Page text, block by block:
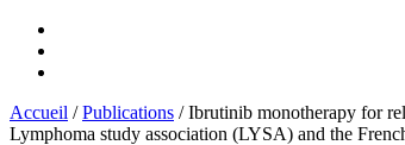
Accueil /Publications /Ibrutinib monotherapy for
Lymphoma study association (LYSA) and the